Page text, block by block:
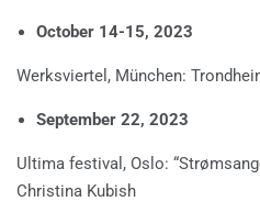
October 14-15, 2023
Werksviertel, München:
September 22, 2023
Ultima festival, Oslo:
Christina Kubish